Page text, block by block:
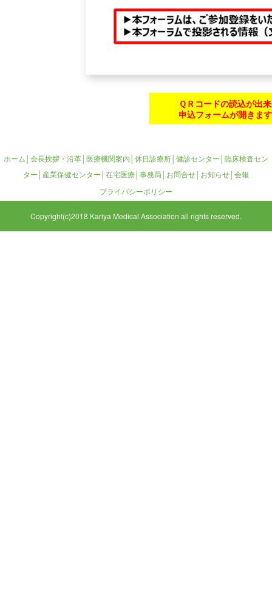
ＱＲコードの読込が出
申込フォームが開きま
ホーム│ 会長挨拶・沿革│医療機関案内│ 休日診療所│ 健診センター│ 臨床検査セン
ター│ 産業保健センター│ 在宅医療│ 事務局│ お問合せ│ お知らせ│ 会報
プライバシーポリシー
Copyright(c)2018 Kariya Medical Association all rights reserved.